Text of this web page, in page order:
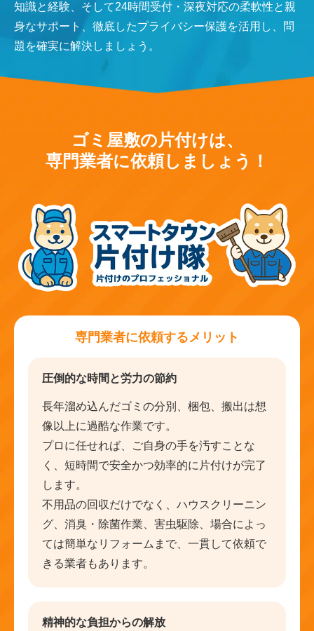
知識と経験、そして24時間受付・深夜対応の柔軟性と親
身なサポート、徹底したプライバシー保護を活用し、問
題を確実に解決しましょう。
ゴミ屋敷の片付けは、
専門業者に依頼しましょう！
専門業者に依頼するメリット
圧倒的な時間と労力の節約
長年溜め込んだゴミの分別、梱包、搬出は想
像以上に過酷な作業です。
プロに任せれば、ご自身の手を汚すことな
く、短時間で安全かつ効率的に片付けが完了
します。
不用品の回収だけでなく、ハウスクリーニン
グ、消臭・除菌作業、害虫駆除、場合によっ
ては簡単なリフォームまで、一貫して依頼で
きる業者もあります。
精神的な負担からの解放